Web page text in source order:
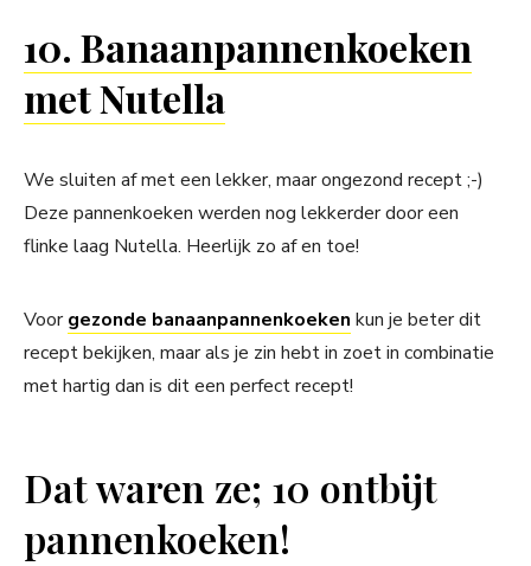
10. Banaanpannenkoeken
met Nutella
We sluiten af met een lekker, maar ongezond recept ;-)
Deze pannenkoeken werden nog lekkerder door een
flinke laag Nutella. Heerlijk zo af en toe!
Voorgezonde banaanpannenkoeken kun je beter dit
recept bekijken, maar als je zin hebt in zoet in combinatie
met hartig dan is dit een perfect recept!
Dat waren ze; 10 ontbijt
pannenkoeken!